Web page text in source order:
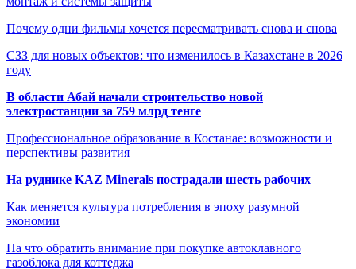
Почему одни фильмы хочется пересматривать снова и снова
СЗЗ для новых объектов: что изменилось в Казахстане в 2026
году
В области Абай начали строительство новой
электростанции за 759 млрд тенге
Профессиональное образование в Костанае: возможности и
перспективы развития
На руднике KAZ Minerals пострадали шесть рабочих
Как меняется культура потребления в эпоху разумной
экономии
На что обратить внимание при покупке автоклавного
газоблока для коттеджа